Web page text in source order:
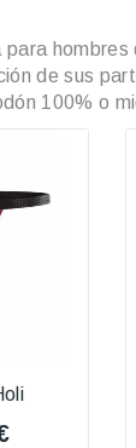
para
de sus
100% o